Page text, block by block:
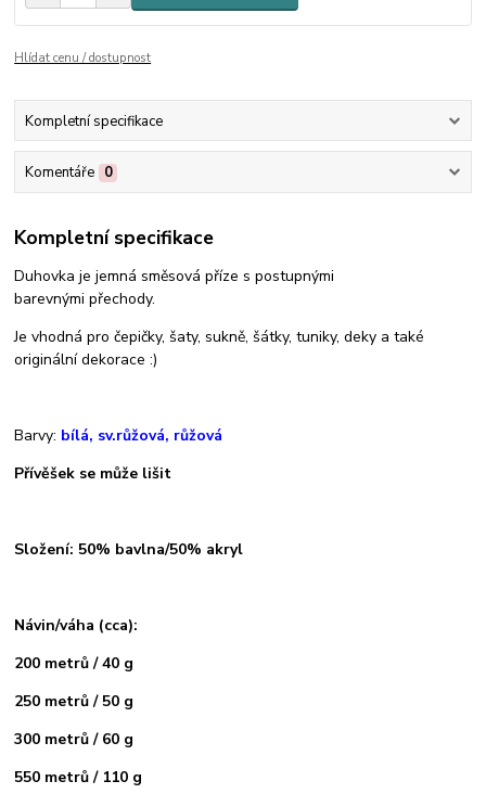
Hlídat cenu / dostupnost
Kompletní specifikace
Komentáře 0
Kompletní specifikace
Duhovka je jemná směsová příze s postupnými
barevnými přechody.
Je vhodná pro čepičky, šaty, sukně, šátky, tuniky, deky a také
originální dekorace :)
Barvy: bílá, sv.růžová, růžová
Přívěšek se může lišit
Složení: 50% bavlna/50% akryl
Návin/váha (cca):
200 metrů / 40 g
250 metrů / 50 g
300 metrů / 60 g
550 metrů / 110 g